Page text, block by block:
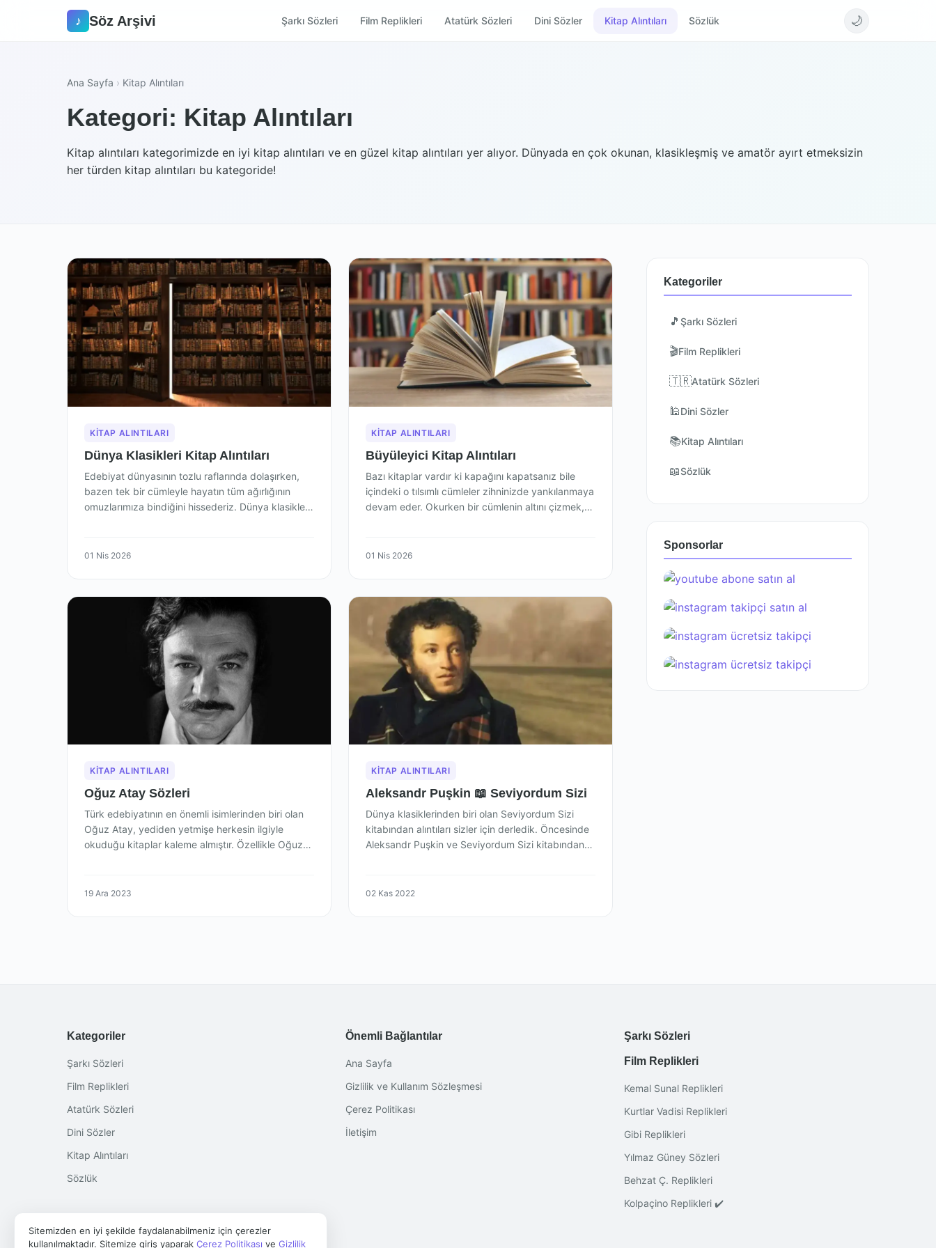
♪ Söz Arşivi Şarkı Sözleri Film Replikleri Atatürk Sözleri Dini Sözler Kitap Alıntıları Sözlük 🌙
Ana Sayfa › Kitap Alıntıları
Kategori: Kitap Alıntıları
Kitap alıntıları kategorimizde en iyi kitap alıntıları ve en güzel kitap alıntıları yer alıyor. Dünyada en çok okunan, klasikleşmiş ve amatör ayırt etmeksizin
her türden kitap alıntıları bu kategoride!
KITAP ALINTILARI
Dünya Klasikleri Kitap Alıntıları
Edebiyat dünyasının tozlu raflarında dolaşırken,
bazen tek bir cümleyle hayatın tüm ağırlığının
omuzlarımıza bindiğini hissederiz. Dünya klasikleri,
01 Nis 2026
KITAP ALINTILARI
Büyüleyici Kitap Alıntıları
Bazı kitaplar vardır ki kapağını kapatsanız bile
içindeki o tılsımlı cümleler zihninizde yankılanmaya
devam eder. Okurken bir cümlenin altını çizmek,…
01 Nis 2026
KITAP ALINTILARI
Oğuz Atay Sözleri
Türk edebiyatının en önemli isimlerinden biri olan
Oğuz Atay, yediden yetmişe herkesin ilgiyle
okuduğu kitaplar kaleme almıştır. Özellikle Oğuz
19 Ara 2023
KITAP ALINTILARI
Aleksandr Puşkin 📖 Seviyordum Sizi
Dünya klasiklerinden biri olan Seviyordum Sizi
kitabından alıntıları sizler için derledik. Öncesinde
Aleksandr Puşkin ve Seviyordum Sizi kitabından
02 Kas 2022
Kategoriler
🎵 Şarkı Sözleri
🎬Film Replikleri
🇹🇷Atatürk Sözleri
🕌Dini Sözler
📚Kitap Alıntıları
📖Sözlük
Sponsorlar
Kategoriler
Şarkı Sözleri
Film Replikleri
Atatürk Sözleri
Dini Sözler
Kitap Alıntıları
Sözlük
Önemli Bağlantılar
Ana Sayfa
Gizlilik ve Kullanım Sözleşmesi
Çerez Politikası
İletişim
Şarkı Sözleri
Film Replikleri
Kemal Sunal Replikleri
Kurtlar Vadisi Replikleri
Gibi Replikleri
Yılmaz Güney Sözleri
Behzat Ç. Replikleri
Kolpaçino Replikleri ✔️
Sitemizden en iyi şekilde faydalanabilmeniz için çerezler
kullanılmaktadır. Sitemize giriş yaparak Çerez Politikası ve Gizlilik